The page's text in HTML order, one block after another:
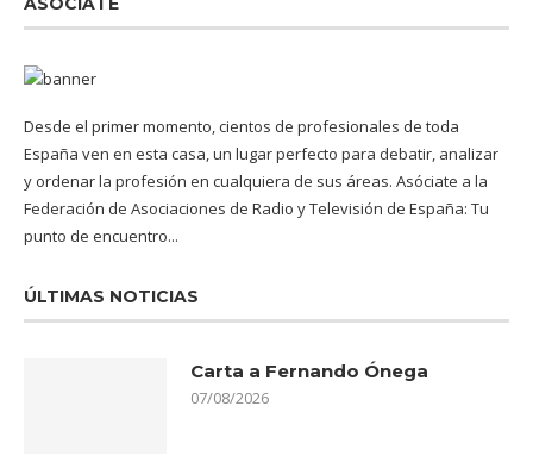
Desde el primer momento, cientos de profesionales de toda
España ven en esta casa, un lugar perfecto para debatir, analizar
y ordenar la profesión en cualquiera de sus áreas. Asóciate a la
Federación de Asociaciones de Radio y Televisión de España: Tu
punto de encuentro...
ÚLTIMAS NOTICIAS
Carta a Fernando Ónega
07/08/2026